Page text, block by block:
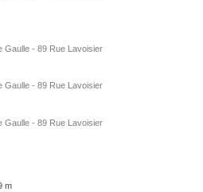
Gaulle - 89 Rue Lavoisier
Gaulle - 89 Rue Lavoisier
Gaulle - 89 Rue Lavoisier
m